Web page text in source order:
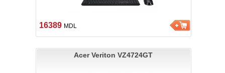
16389 MDL
Acer Veriton VZ4724GT